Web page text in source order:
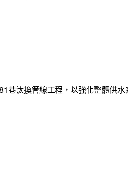
汰換管線工程，以強化整體供